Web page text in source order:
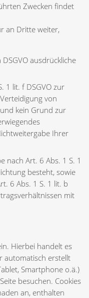
Zwecken findet
an Dritte weiter,
ausdrückliche
1 lit. f DSGVO zur
von
kein Grund zur
Ihrer
nach Art. 6 Abs. 1 S. 1
besteht, sowie
6 Abs. 1 S. 1 lit. b
mit
Hierbei handelt es
automatisch erstellt
Smartphone o.ä.)
besuchen. Cookies
an, enthalten